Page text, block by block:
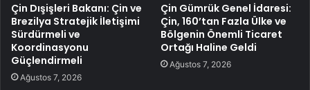
Çin Dışişleri Bakanı: Çin ve
Brezilya Stratejik İletişimi
Sürdürmeli ve
Koordinasyonu
Güçlendirmeli
Ağustos 7, 2026
Çin Gümrük Genel İdaresi:
Çin, 160’tan Fazla Ülke ve
Bölgenin Önemli Ticaret
Ortağı Haline Geldi
Ağustos 7, 2026